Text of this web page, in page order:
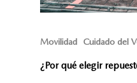
Movilidad Cuidado del
¿Por qué elegir